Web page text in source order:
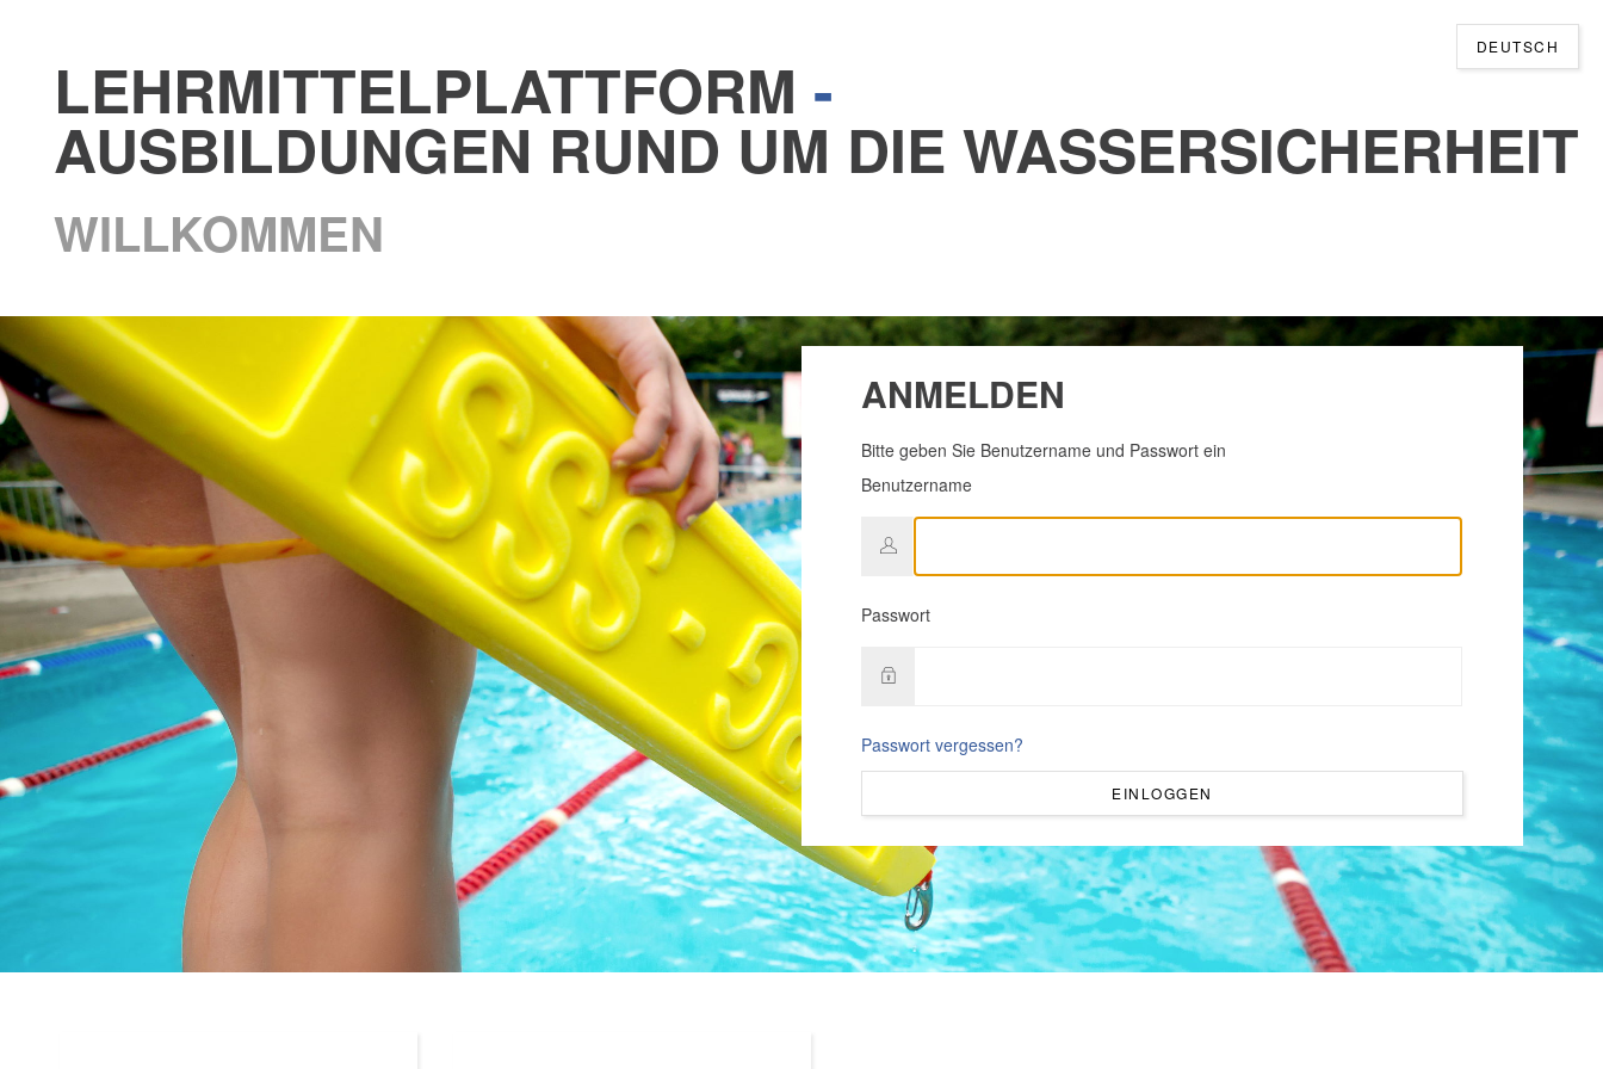
DEUTSCH
LEHRMITTELPLATTFORM -
AUSBILDUNGEN RUND UM DIE WASSERSICHERHEIT
WILLKOMMEN
ANMELDEN
Bitte geben Sie Benutzername und Passwort ein
Benutzername
Passwort
Passwort vergessen?